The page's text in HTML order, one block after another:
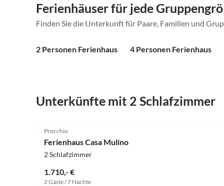
Ferienhäuser für jede
Finden Sie die Unterkunft für Paare, Familien und
2 Personen Ferienhaus 4 Personen Ferienhaus
Unterkünfte mit 2 Schlafzimmer
Procchio
Ferienhaus Casa Mulino
2 Schlafzimmer
1.710,- €
2 Gäste / 7 Nächte